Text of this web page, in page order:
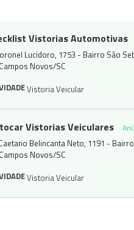
Vistorias Automotivas
Lucidoro, 1753 - Bairro São
Novos/SC
Vistoria Veicular
Vistorias Veiculares
Belincanta Neto, 1191 -
Novos/SC
Vistoria Veicular